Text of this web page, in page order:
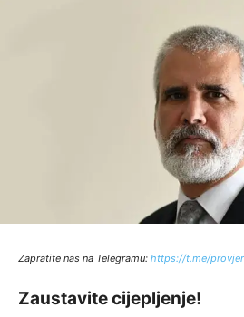
Zapratite nas na Telegramu: https://t.me/
Zaustavite cijepljenje!